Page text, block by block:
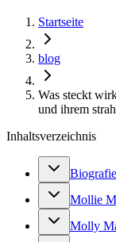
Startseite
blog
Was steckt
und ihrem
Inhaltsverzeichnis
Mollie
Molly